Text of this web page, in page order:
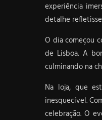
experiência
detalhe
O dia começou
de Lisboa. A
culminando na
Na loja, que
inesquecível.
celebração. O